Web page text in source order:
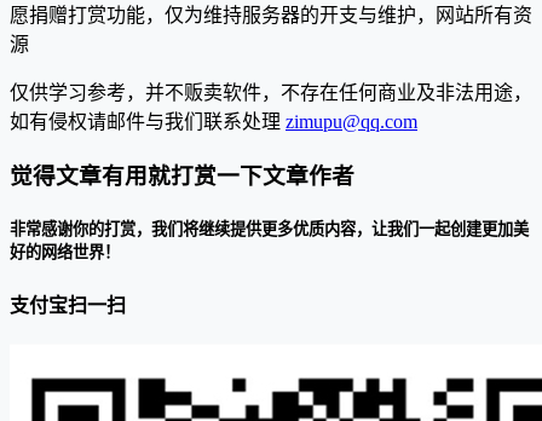
愿捐赠打赏功能，仅为维持服务器的开支与维护，网站所有资
源
仅供学习参考，并不贩卖软件，不存在任何商业及非法用途，
如有侵权请邮件与我们联系处理 zimupu@qq.com
觉得文章有用就打赏一下文章作者
非常感谢你的打赏，我们将继续提供更多优质内容，让我们一起创建更加美
好的网络世界！
支付宝扫一扫